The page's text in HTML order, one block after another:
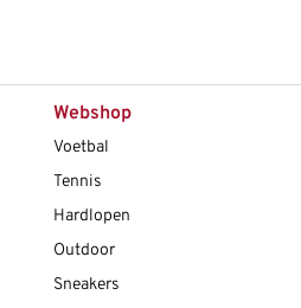
Webshop
Voetbal
Tennis
Hardlopen
Outdoor
Sneakers